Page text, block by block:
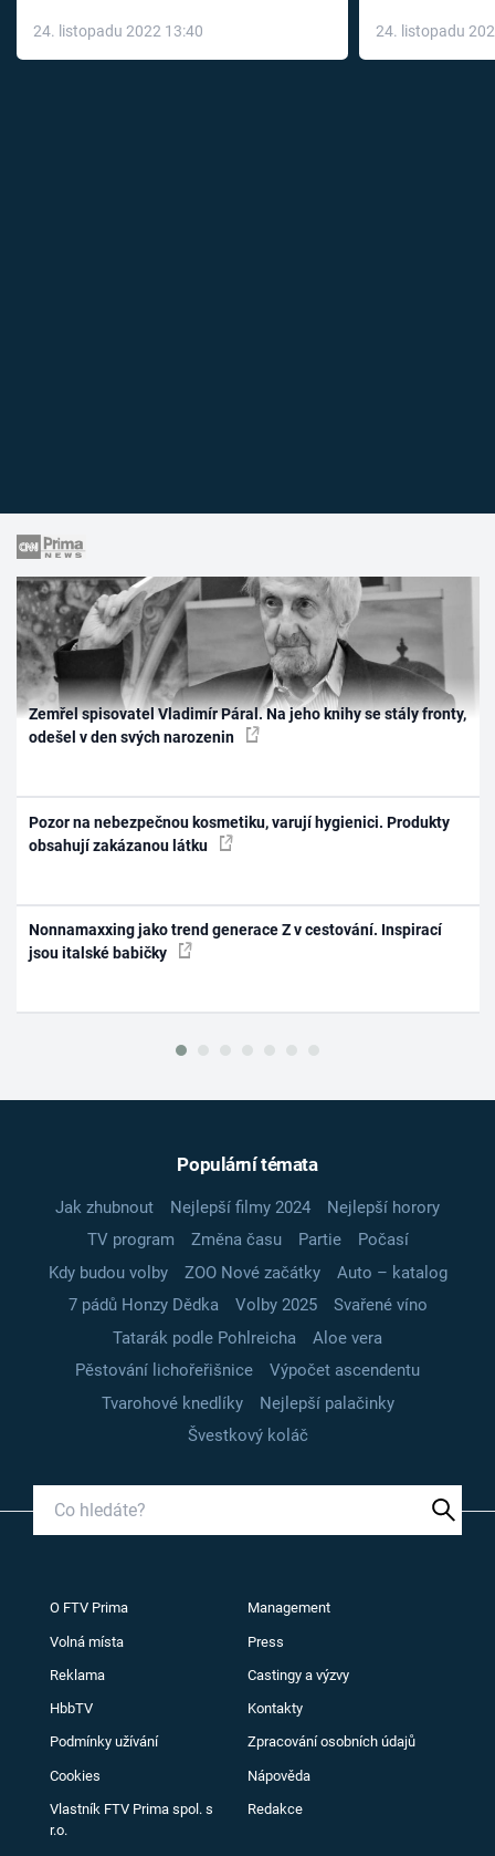
24. listopadu 2022 13:40
léky
24. listopadu
Zemřel spisovatel Vladimír Páral. Na jeho knihy se stály fronty,
odešel v den svých narozenin
Pozor na nebezpečnou kosmetiku, varují hygienici. Produkty
obsahují zakázanou látku
Nonnamaxxing jako trend generace Z v cestování. Inspirací
jsou italské babičky
Populární témata
Jak zhubnout Nejlepší filmy 2024
Nejlepší horory
TV program
Změna času Partie
Počasí
Kdy budou volby
ZOO Nové začátky
Auto – katalog
7 pádů Honzy Dědka
Volby 2025
Svařené víno
Tatarák podle Pohlreicha
Aloe vera
Pěstování lichořeřišnice
Výpočet ascendentu
Tvarohové knedlíky
Nejlepší palačinky
Švestkový koláč
O FTV Prima Management
Volná místa Press
Reklama Castingy a výzvy
HbbTV Kontakty
Podmínky užívání Zpracování osobních údajů
Cookies Nápověda
Vlastník FTV Prima spol. s
r.o.
Redakce